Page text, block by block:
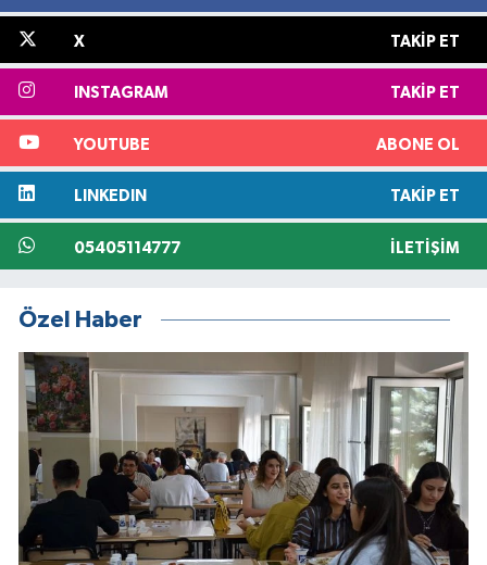
X TAKIP ET
INSTAGRAM TAKIP ET
YOUTUBE ABONE OL
LINKEDIN TAKIP ET
05405114777 İLETIŞIM
Özel Haber